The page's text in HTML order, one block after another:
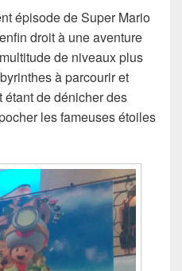
épisode de Super Mario
droit à une aventure
de niveaux plus
à parcourir et
étant de dénicher des
les fameuses étoiles